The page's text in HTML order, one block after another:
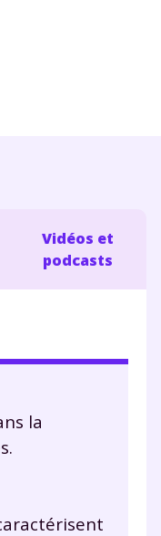
Vidéos et
podcasts
la